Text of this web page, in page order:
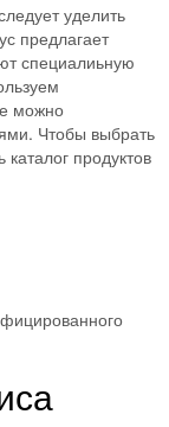
уделить
предлагает
специалиьную
можно
Чтобы выбрать
продуктов